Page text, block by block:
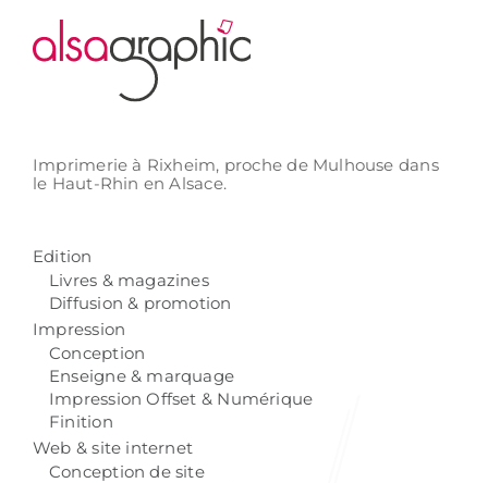
Imprimerie à Rixheim, proche de Mulhouse dans
le Haut-Rhin en Alsace.
Edition
Livres & magazines
Diffusion & promotion
Impression
Conception
Enseigne & marquage
Impression Offset & Numérique
Finition
Web & site internet
Conception de site